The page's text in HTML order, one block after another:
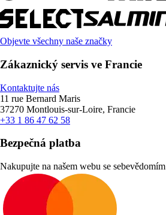
Objevte všechny naše značky
Zákaznický servis ve Francie
Kontaktujte nás
11 rue Bernard Maris
37270 Montlouis-sur-Loire, Francie
+33 1 86 47 62 58
Bezpečná platba
Nakupujte na našem webu se sebevědomím